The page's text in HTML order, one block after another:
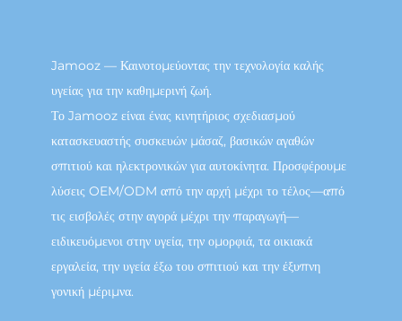
Jamooz — Καινοτομεύοντας την τεχνολογία καλής
υγείας για την καθημερινή ζωή.
Το Jamooz είναι ένας κινητήριος σχεδιασμού
κατασκευαστής συσκευών μάσαζ, βασικών αγαθών
σπιτιού και ηλεκτρονικών για αυτοκίνητα. Προσφέρουμε
λύσεις OEM/ODM από την αρχή μέχρι το τέλος—από
τις εισβολές στην αγορά μέχρι την παραγωγή—
ειδικευόμενοι στην υγεία, την ομορφιά, τα οικιακά
εργαλεία, την υγεία έξω του σπιτιού και την έξυπνη
γονική μέριμνα.